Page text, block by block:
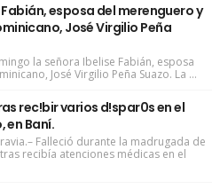
esposa del merenguero y
José Virgilio Peña
la señora Ibelise Fabián, esposa
José Virgilio Peña Suazo. La ...
rec!bir varios d!spar0s en el
en Baní.
Falleció durante la madrugada de
recibía atenciones médicas en el